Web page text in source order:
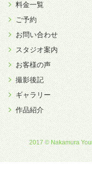
料金一覧
ご予約
お問い合わせ
スタジオ案内
お客様の声
撮影後記
ギャラリー
作品紹介
2017 © Nakamura